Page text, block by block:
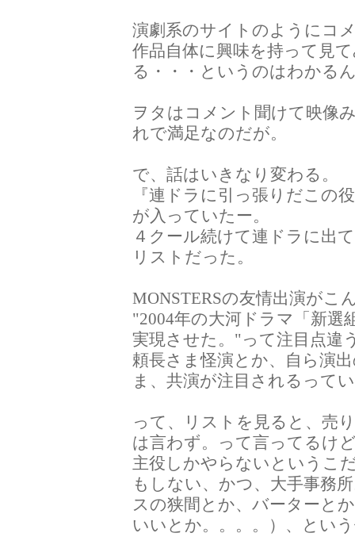
演劇系のサイトのようにコ
作品自体に興味を持って見
る・・・というのはわかる
ヲタはコメント聞けて映像
れで満足なのだが。
で、話はいきなり変わる。
『連ドラに引っ張りだこの
が入っていたー。
４クール続けて連ドラに出
リストだった。
MONSTERSの友情出演がこ
"2004年の大河ドラマ「新選
実現させた。"って注目点違
頼長さま怪演とか、自ら演
ま、共演が注目されるって
って、リストを見ると、売
は言わず。って言ってるけ
主役しかやらないというこ
もしない、かつ、大手事務
スの狭間とか、バーターと
いいとか。。。。）、とい